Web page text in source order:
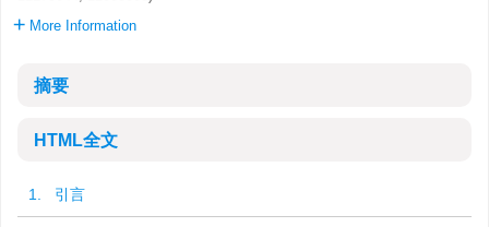
More Information
摘要
HTML全文
1. 引言